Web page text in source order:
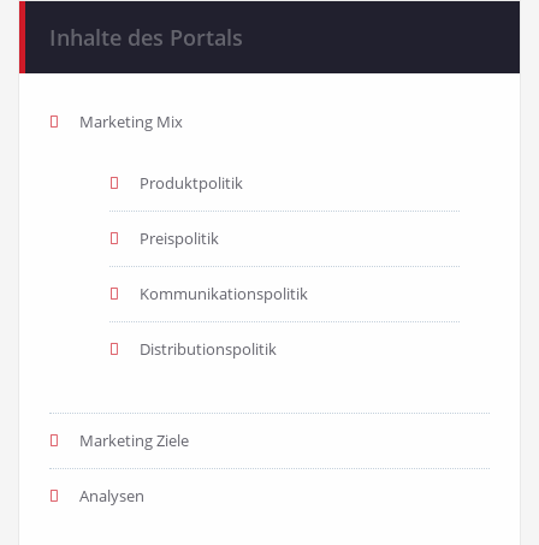
Inhalte des Portals
Marketing Mix
Produktpolitik
Preispolitik
Kommunikationspolitik
Distributionspolitik
Marketing Ziele
Analysen